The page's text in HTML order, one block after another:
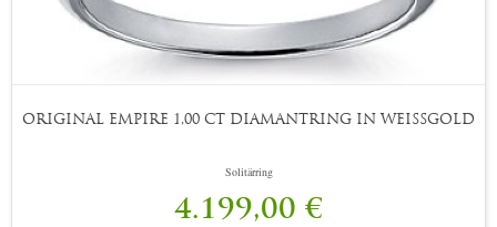
ORIGINAL EMPIRE 1,00 CT DIAMANTRING IN WEISSGOLD
Solitärring
4.199,00 €